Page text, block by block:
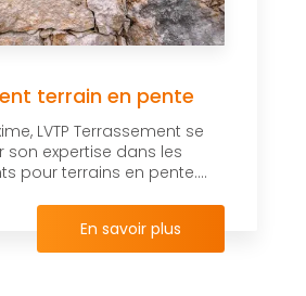
terrain en pente
LVTP Terrassement se
son expertise dans les
pour terrains en pente....
En savoir plus